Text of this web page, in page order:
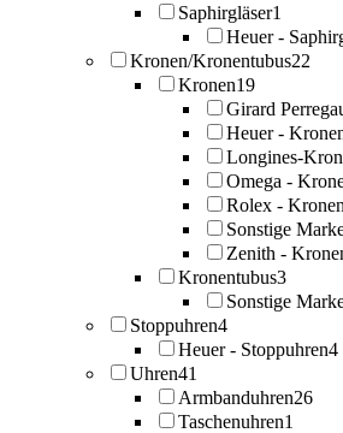
Saphirgläser1
Heuer -
Kronen/Kronentubus22
Kronen19
Girard
Heuer -
Longines-
Omega -
Rolex - Kronen
Sonstige
Zenith -
Kronentubus3
Sonstige
Stoppuhren4
Heuer - Stoppuhren4
Uhren41
Armbanduhren26
Taschenuhren1